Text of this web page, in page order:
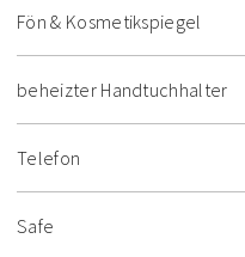
Fön & Kosmetikspiegel
beheizter Handtuchhalter
Telefon
Safe